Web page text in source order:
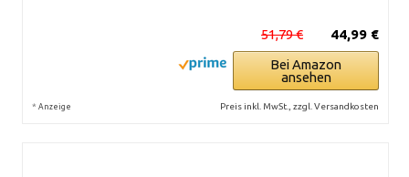
44,99 €
51,79 €
Bei Amazon
ansehen
* Anzeige Preis inkl. MwSt., zzgl. Versandkosten